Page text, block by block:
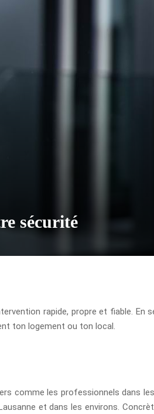
sécurité
rapide, propre et fiable. En
ton logement ou ton local.
comme les professionnels dans
et dans les environs.